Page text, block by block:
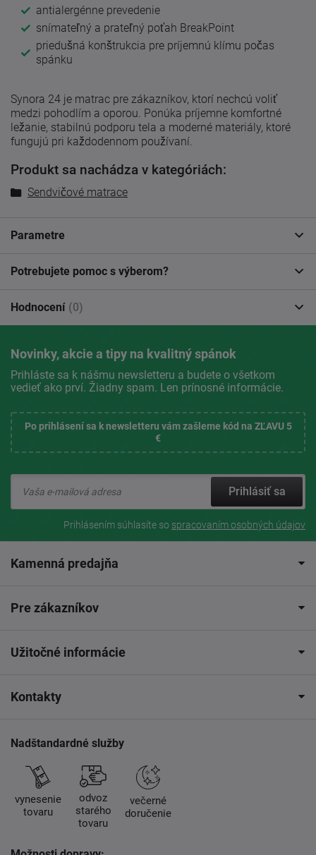
antialergénne prevedenie
snímateľný a prateľný poťah BreakPoint
priedušná konštrukcia pre príjemnú klímu počas
spánku
Synora 24 je matrac pre zákazníkov, ktorí nechcú voliť
medzi pohodlím a oporou. Ponúka príjemne komfortné
ležanie, stabilnú podporu tela a moderné materiály, ktoré
fungujú pri každodennom používaní.
Produkt sa nachádza v kategóriách:
Sendvičové matrace
Parametre
Potrebujete pomoc s výberom?
Hodnocení (0)
Novinky, akcie a tipy na kvalitný spánok
Prihláste sa k nášmu newsletteru a budete o všetkom
vedieť ako prví. Žiadny spam. Len prínosné informácie.
Po prihlásení sa k newsletteru vám zašleme kód na ZĽAVU 5
€
Prihlásiť sa
Prihlásením súhlasíte so spracovaním osobných údajov
Kamenná predajňa
Pre zákazníkov
Užitočné informácie
Kontakty
Nadštandardné služby
vynesenie
tovaru
odvoz
starého
tovaru
večerné
doručenie